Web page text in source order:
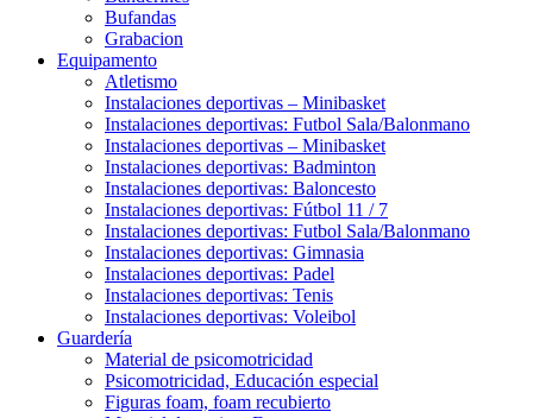
Bufandas
Grabacion
Equipamento
Atletismo
Instalaciones deportivas – Minibasket
Instalaciones deportivas: Futbol Sala/Balonmano
Instalaciones deportivas – Minibasket
Instalaciones deportivas: Badminton
Instalaciones deportivas: Baloncesto
Instalaciones deportivas: Fútbol 11 / 7
Instalaciones deportivas: Futbol Sala/Balonmano
Instalaciones deportivas: Gimnasia
Instalaciones deportivas: Padel
Instalaciones deportivas: Tenis
Instalaciones deportivas: Voleibol
Guardería
Material de psicomotricidad
Psicomotricidad, Educación especial
Figuras foam, foam recubierto